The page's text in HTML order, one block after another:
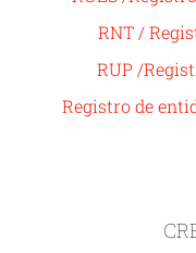
RNT /
RUP /
Registro de